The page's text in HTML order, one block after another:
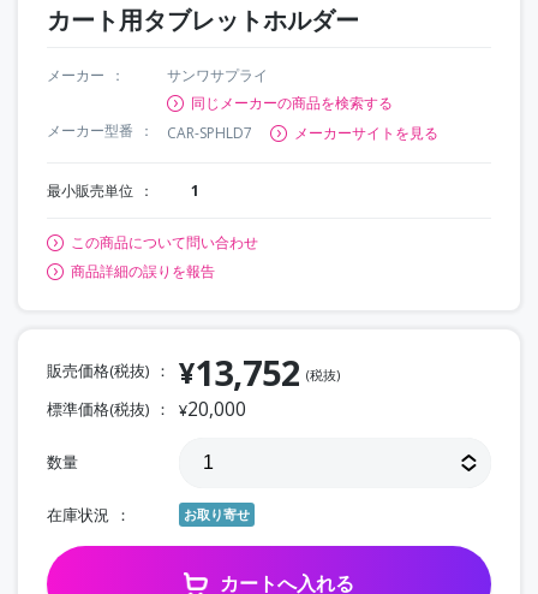
カート用タブレットホルダー
メーカー
サンワサプライ
同じメーカーの商品を検索する
メーカー型番
CAR-SPHLD7 メーカーサイトを見る
最小販売単位 1
この商品について問い合わせ
商品詳細の誤りを報告
販売価格(税抜) ¥13,752 (税抜)
標準価格(税抜) ¥20,000
数量
在庫状況 お取り寄せ
カートへ入れる